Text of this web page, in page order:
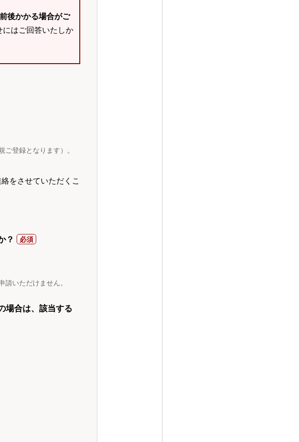
後かかる場合がご
にはご回答いたしか
登録となります）。
をさせていただくこ
？
いただけません。
場合は、該当する